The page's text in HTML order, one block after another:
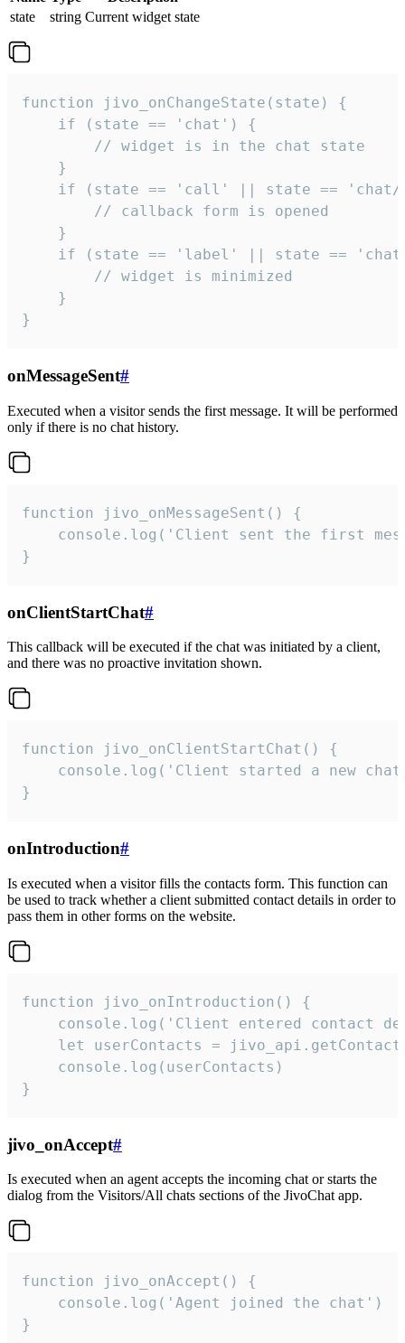
state
string Current widget state
function jivo_onChangeState(state) {
    if (state == 'chat') {
        // widget is in the chat state
    }
if (state == 'call' || state ==
        // callback form is opened
    }
if (state == 'label' || state ==
        // widget is minimized
    }
}
onMessageSent#
Executed when a visitor sends the first message. It will be performed
only if there is no chat history.
function jivo_onMessageSent() {
console.log('Client sent the first
}
onClientStartChat#
This callback will be executed if the chat was initiated by a client,
and there was no proactive invitation shown.
function jivo_onClientStartChat() {
console.log('Client started a new
}
onIntroduction#
Is executed when a visitor fills the contacts form. This function can
be used to track whether a client submitted contact details in order to
pass them in other forms on the website.
function jivo_onIntroduction() {
console.log('Client entered contact
let userContacts =
    console.log(userContacts)
}
jivo_onAccept#
Is executed when an agent accepts the incoming chat or starts the
dialog from the Visitors/All chats sections of the JivoChat app.
function jivo_onAccept() {
}